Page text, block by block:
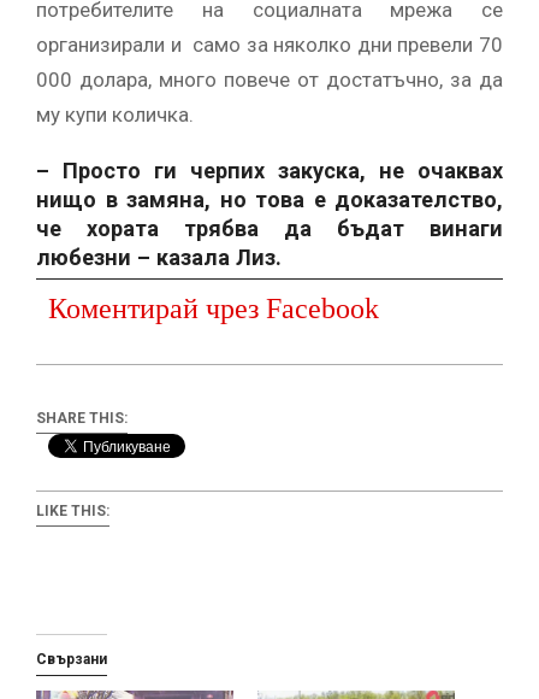
потребителите на социалната мрежа се
организирали и само за няколко дни превели 70
000 долара, много повече от достатъчно, за да
му купи количка.
– Просто ги черпих закуска, не очаквах
нищо в замяна, но това е доказателство,
че хората трябва да бъдат винаги
любезни – казала Лиз.
Коментирай чрез Facebook
SHARE THIS:
LIKE THIS:
Свързани